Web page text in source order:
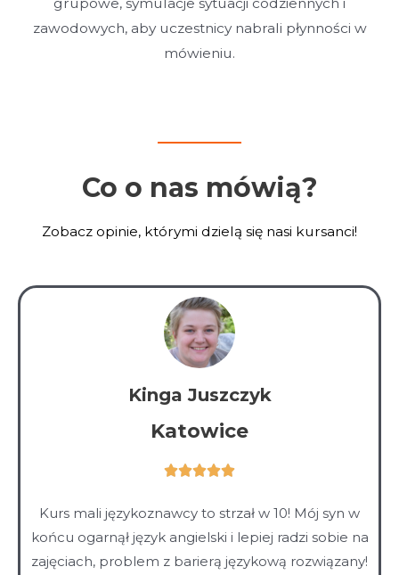
zawodowych, aby uczestnicy nabrali płynności w
mówieniu.
Co o nas mówią?
Zobacz opinie, którymi dzielą się nasi kursanci!
Kinga Juszczyk
Katowice
Ocena
z
5
Kurs mali językoznawcy to strzał w 10! Mój syn w
końcu ogarnął język angielski i lepiej radzi sobie na
zajęciach, problem z barierą językową rozwiązany!